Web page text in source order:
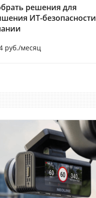
решения для
ИТ-безопасности
руб./месяц